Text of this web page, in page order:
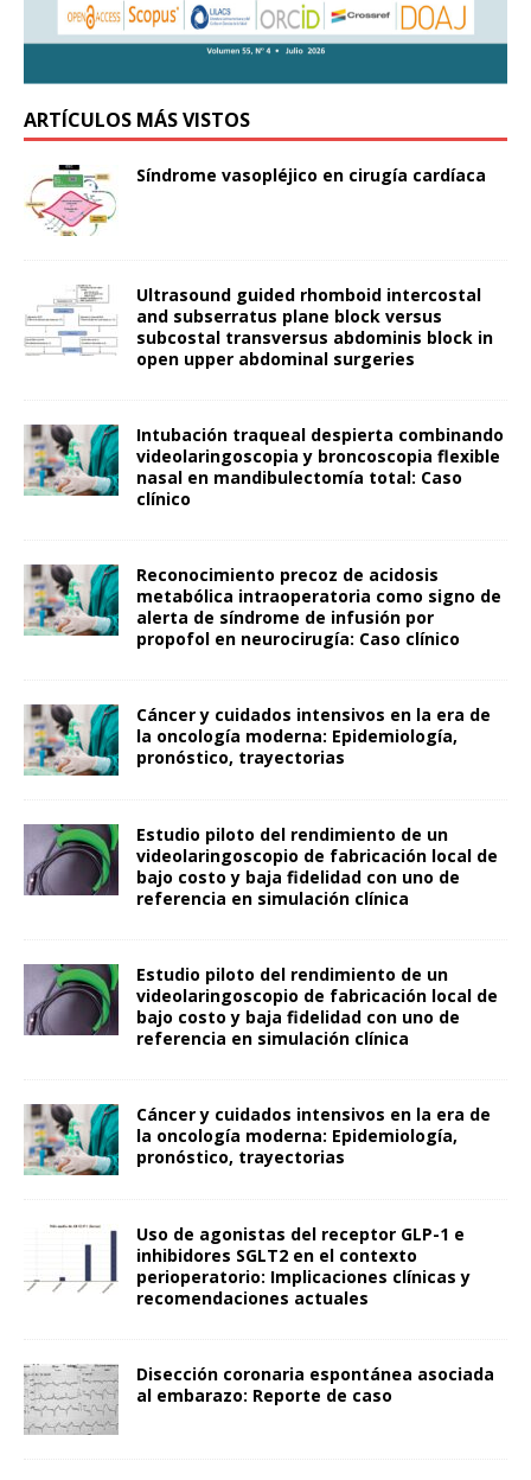
ARTÍCULOS MÁS VISTOS
Síndrome vasopléjico en cirugía cardíaca
Ultrasound guided rhomboid intercostal
and subserratus plane block versus
subcostal transversus abdominis block in
open upper abdominal surgeries
Intubación traqueal despierta combinando
videolaringoscopia y broncoscopia flexible
nasal en mandibulectomía total: Caso
clínico
Reconocimiento precoz de acidosis
metabólica intraoperatoria como signo de
alerta de síndrome de infusión por
propofol en neurocirugía: Caso clínico
Cáncer y cuidados intensivos en la era de
la oncología moderna: Epidemiología,
pronóstico, trayectorias
Estudio piloto del rendimiento de un
videolaringoscopio de fabricación local de
bajo costo y baja fidelidad con uno de
referencia en simulación clínica
Estudio piloto del rendimiento de un
videolaringoscopio de fabricación local de
bajo costo y baja fidelidad con uno de
referencia en simulación clínica
Cáncer y cuidados intensivos en la era de
la oncología moderna: Epidemiología,
pronóstico, trayectorias
Uso de agonistas del receptor GLP-1 e
inhibidores SGLT2 en el contexto
perioperatorio: Implicaciones clínicas y
recomendaciones actuales
Disección coronaria espontánea asociada
al embarazo: Reporte de caso